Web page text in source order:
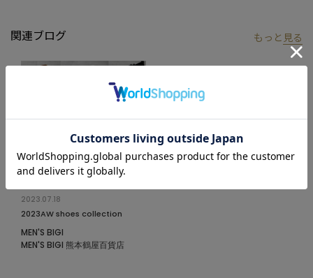
関連ブログ もっと 見る
2023.07.18
2023AW shoes collection
MEN'S BIGI
MEN'S BIGI 熊本鶴屋百貨店